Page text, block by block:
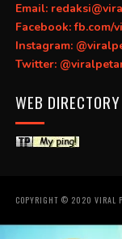
Email:
Facebook: fb.com/
Instagram:
Twitter:
WEB DIRECTORY
COPYRIGHT © 2020 VIRAL